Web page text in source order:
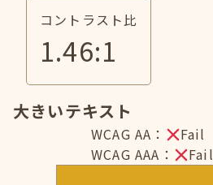
コントラスト比
1.46:1
大きいテキスト
WCAG AA：
Fail
WCAG AAA：
Fail